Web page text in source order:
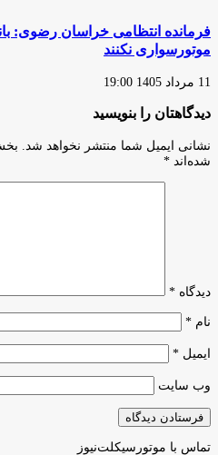
فرمانده انتظامی خراسان رضوی:
موتورسواری نکنند
11 مرداد 1405 19:00
دیدگاهتان را بنویسید
نشانی ایمیل شما منتشر نخواهد شد.
شده‌اند *
دیدگاه *
نام *
ایمیل *
وب‌ سایت
تماس با موتورسیکلت‌نیوز